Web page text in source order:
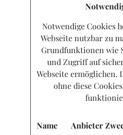
Notwendige Cookies
Webseite nutzbar zu
Grundfunktionen wie
und Zugriff auf
Webseite ermöglichen.
ohne diese
Name Anbieter